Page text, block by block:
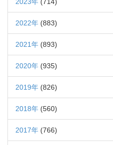
2022年 (883)
2021年 (893)
2020年 (935)
2019年 (826)
2018年 (560)
2017年 (766)